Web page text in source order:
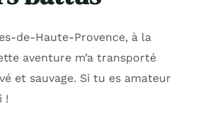
de-Haute-Provence, à la
aventure m’a transporté
et sauvage. Si tu es amateur
!